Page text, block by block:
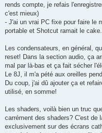
rends compte, je refais
c'est mieux)
- J'ai un vrai PC fixe pour faire le
portable et Shotcut ramait le
Les condensateurs, en général,
reset! Dans la section audio, ça
mal par là-bas et ça fait sécher
Le 8J, il m'a pété aux oreilles
Du coup, j'ai dû ajouter ça et
utilisé, en somme!
Les shaders, voilà bien un truc
carrément des shaders? C'est de
exclusivement sur des écrans